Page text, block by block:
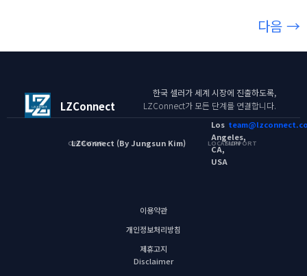
다음 →
LZConnect
한국 셀러가 세계 시장에 진출하도록,
LZConnect가 모든 단계를 연결합니다.
OPERATOR
LZConnect (By Jungsun Kim) LOCATION
Los
Angeles,
CA,
USA
SUPPORT
이용약관
개인정보처리방침
제휴고지
Disclaimer